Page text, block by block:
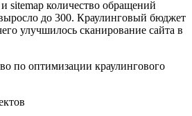
sitemap количество обращений
до 300. Краулинговый бюджет
улучшилось сканирование сайта в